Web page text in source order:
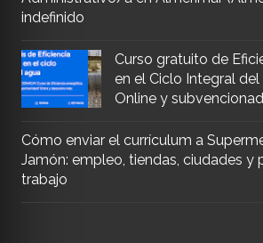
indefinido
Curso gratuito de
en el Ciclo Integral del
Online y
Cómo enviar el currículum a
Jamón: empleo, tiendas, ciudades y
trabajo